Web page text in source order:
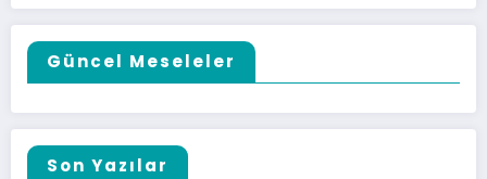
Güncel Meseleler
Son Yazılar